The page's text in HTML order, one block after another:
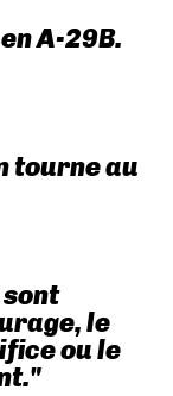
A-29B.
tourne au
le
ou le